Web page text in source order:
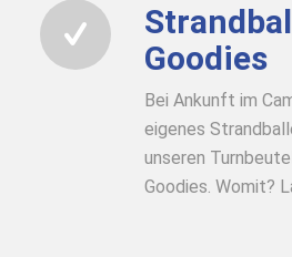
Goodies
Bei Ankunft im
eigenes
unseren
Goodies. Womit?